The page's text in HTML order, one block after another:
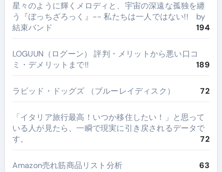
星々のように輝くメロディと、宇宙の深遠な孤独を纏
う『ぼっちざろっく』-- 私たちは一人ではない!! by
結束バンド
194
LOGUUN（ログーン） 評判・メリットから悪い口コ
ミ・デメリットまで!!
189
ラビッド・ドッグズ （ブルーレイディスク） 72
​「イタリア旅行最高！いつか移住したい！」と思って
いる人が見たら、一瞬で現実に引き戻されるデータで
す。
72
Amazon売れ筋商品リスト分析 63